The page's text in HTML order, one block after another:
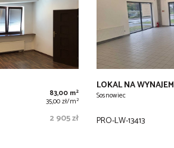
83,00 m2
35,00 zł/m2
2 905 zł
LOKAL NA WYNAJEM
Sosnowiec
PRO-LW-13413